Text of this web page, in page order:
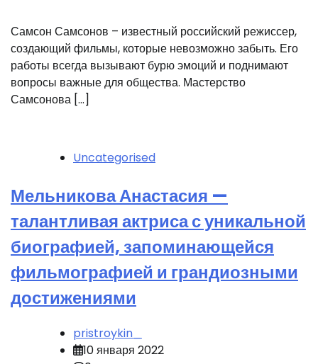
Самсон Самсонов – известный российский режиссер,
создающий фильмы, которые невозможно забыть. Его
работы всегда вызывают бурю эмоций и поднимают
вопросы важные для общества. Мастерство
Самсонова […]
Uncategorised
Мельникова Анастасия —
талантливая актриса с уникальной
биографией, запоминающейся
фильмографией и грандиозными
достижениями
pristroykin_
10 января 2022